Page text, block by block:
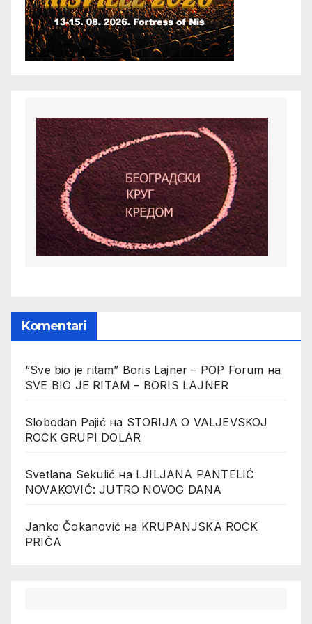
Komentari
“Sve bio je ritam” Boris Lajner – POP Forum на
SVE BIO JE RITAM – BORIS LAJNER
Slobodan Pajićна STORIJA O VALJEVSKOJ
ROCK GRUPI DOLAR
Svetlana Sekulić на LJILJANA PANTELIĆ
NOVAKOVIĆ: JUTRO NOVOG DANA
Janko Čokanović на KRUPANJSKA ROCK
PRIČA